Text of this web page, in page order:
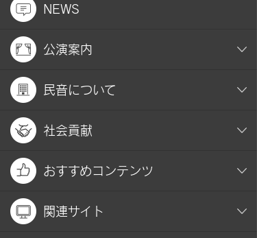
NEWS
公演案内
民音について
社会貢献
おすすめコンテンツ
関連サイト